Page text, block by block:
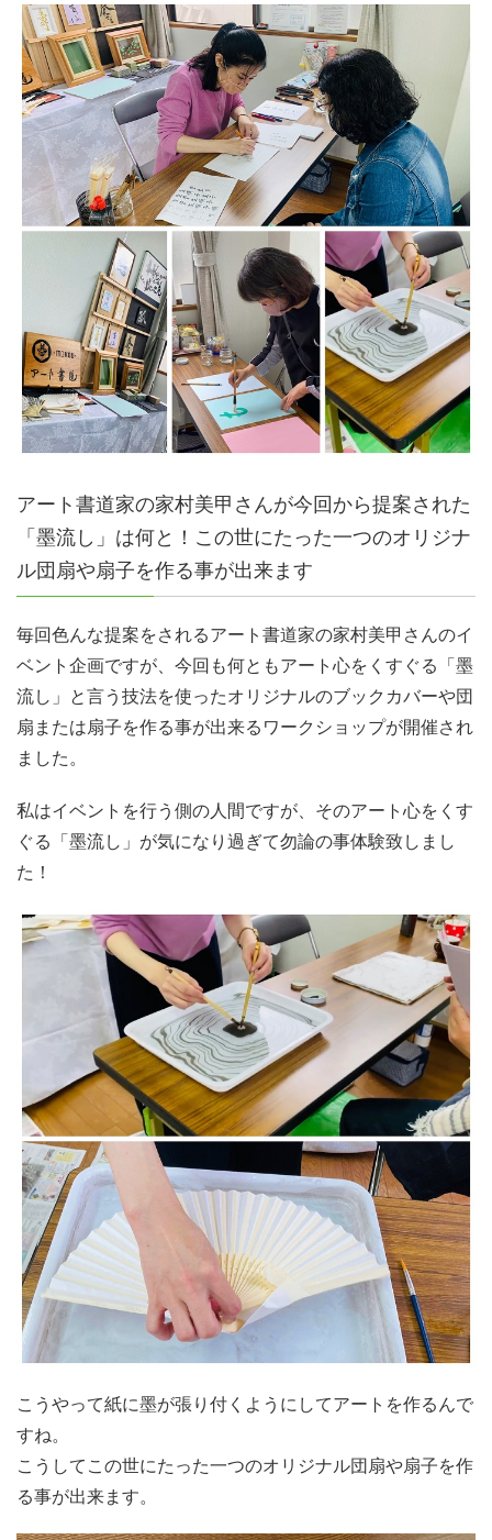
アート書道家の家村美甲さんが今回から提案された
「墨流し」は何と！この世にたった一つのオリジナ
ル団扇や扇子を作る事が出来ます
毎回色んな提案をされるアート書道家の家村美甲さんのイ
ベント企画ですが、今回も何ともアート心をくすぐる「墨
流し」と言う技法を使ったオリジナルのブックカバーや団
扇または扇子を作る事が出来るワークショップが開催され
ました。
私はイベントを行う側の人間ですが、そのアート心をくす
ぐる「墨流し」が気になり過ぎて勿論の事体験致しまし
た！
こうやって紙に墨が張り付くようにしてアートを作るんで
すね。
こうしてこの世にたった一つのオリジナル団扇や扇子を作
る事が出来ます。